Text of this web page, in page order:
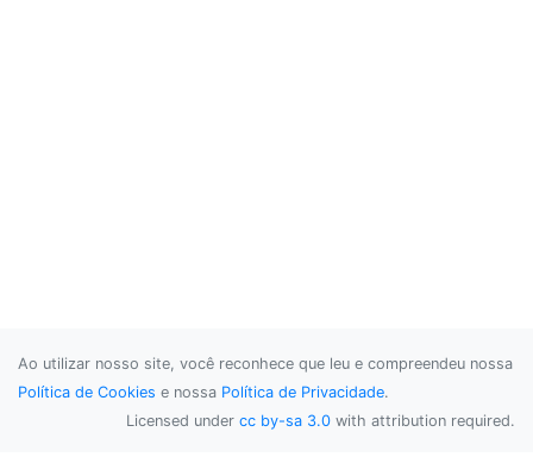
Ao utilizar nosso site, você reconhece que leu e compreendeu nossa
Política de Cookies e nossa Política de Privacidade.
Licensed under cc by-sa 3.0 with attribution required.